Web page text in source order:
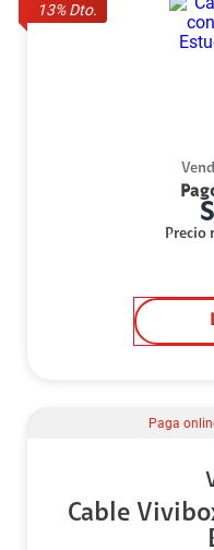
13% Dto.
Precio
Paga
Cable